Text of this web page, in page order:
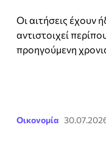
Οι αιτήσεις έχουν
αντιστοιχεί
προηγούμενη
Οικονομία